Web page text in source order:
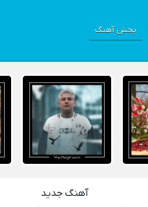
پخش آهنگ
آهنگ جدید